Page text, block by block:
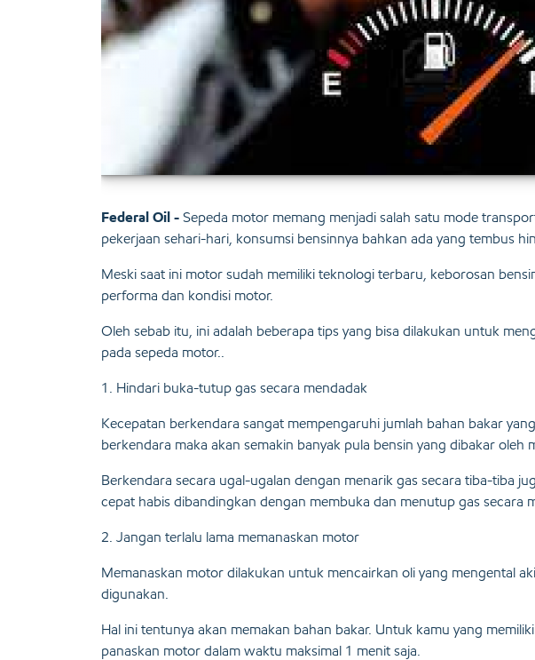
Federal Oil - Sepeda motor memang menjadi salah satu mode
pekerjaan sehari-hari, konsumsi bensinnya bahkan ada yang tembus
Meski saat ini motor sudah memiliki teknologi terbaru, keborosan
performa dan kondisi motor.
Oleh sebab itu, ini adalah beberapa tips yang bisa dilakukan untuk
pada sepeda motor..
1. Hindari buka-tutup gas secara mendadak
Kecepatan berkendara sangat mempengaruhi jumlah bahan bakar
berkendara maka akan semakin banyak pula bensin yang dibakar oleh
Berkendara secara ugal-ugalan dengan menarik gas secara tiba-tiba
cepat habis dibandingkan dengan membuka dan menutup gas secara
2. Jangan terlalu lama memanaskan motor
Memanaskan motor dilakukan untuk mencairkan oli yang mengental
digunakan.
Hal ini tentunya akan memakan bahan bakar. Untuk kamu yang
panaskan motor dalam waktu maksimal 1 menit saja.